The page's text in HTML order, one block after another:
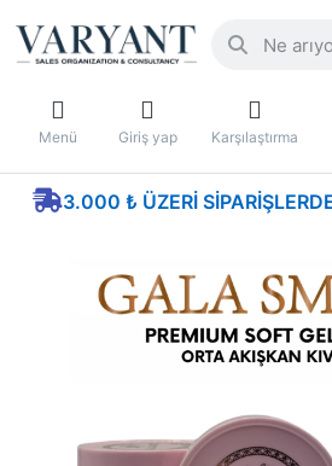
Menü Giriş yap Karşılaştırma
3.000 ₺ ÜZERI